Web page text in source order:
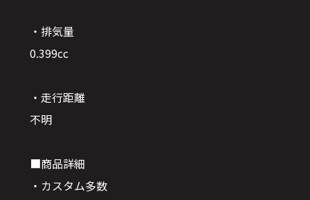
・排気量
0.399cc
・走行距離
不明
■商品詳細
・カスタム多数